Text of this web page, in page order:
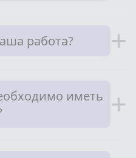
работа? +
иметь +